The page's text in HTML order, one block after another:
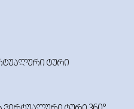
ᲢᲣᲠᲘ